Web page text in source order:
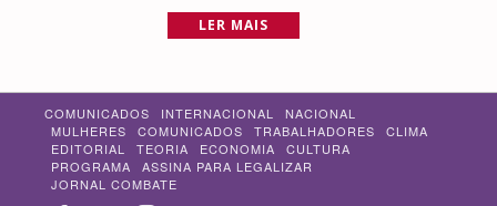
LER MAIS
COMUNICADOS INTERNACIONAL
NACIONAL
MULHERES
COMUNICADOS TRABALHADORES
CLIMA
EDITORIAL
TEORIA ECONOMIA
CULTURA
PROGRAMA
ASSINA PARA LEGALIZAR
JORNAL COMBATE